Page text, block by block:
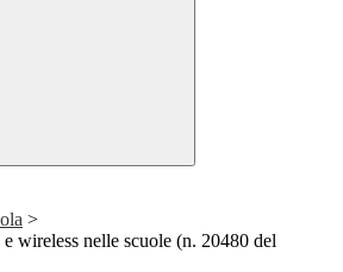
>
wireless nelle scuole (n. 20480 del